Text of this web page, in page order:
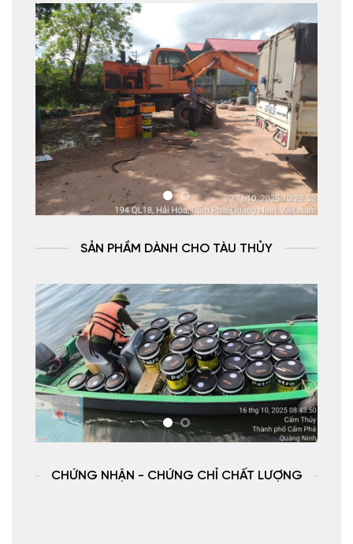
SẢN PHẨM DÀNH CHO MÁY XÚC
SẢN PHẦM DÀNH CHO TÀU THỦY